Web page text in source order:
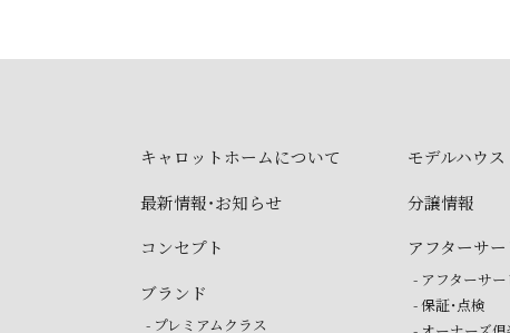
キャロットホームについて
最新情報・お知らせ
コンセプト
ブランド
- プレミアムクラス
モデルハウス
分譲情報
アフターサー
- アフターサー
- 保証・点検